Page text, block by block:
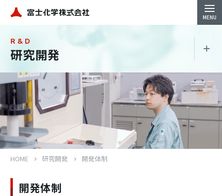
R & D
研究開発
HOME 研究開発 開発体制
開発体制
研究開発
開発体制
対外発表